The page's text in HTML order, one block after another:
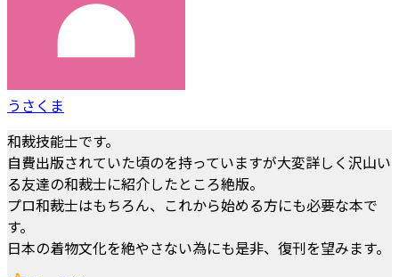
うさくま
和裁技能士です。
自費出版されていた頃のを持っていますが大変詳しく沢山い
る友達の和裁士に紹介したところ絶版。
プロ和裁士はもちろん、これから始める方にも必要な本で
す。
日本の着物文化を絶やさない為にも是非、復刊を望みます。